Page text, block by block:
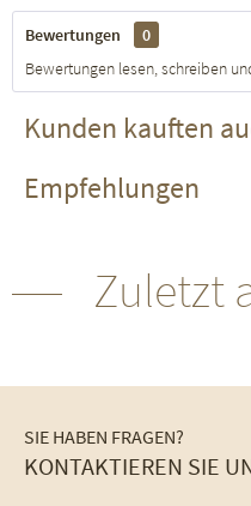
Bewertungen
0
Bewertungen lesen, schreiben
Kunden kauften
Empfehlungen
Zuletzt
SIE HABEN FRAGEN?
KONTAKTIEREN SIE